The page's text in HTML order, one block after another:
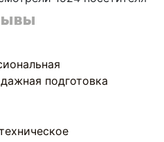
подготовка